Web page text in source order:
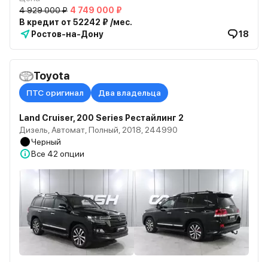
4 929 000 ₽ 4 749 000 ₽
В кредит от 52242 ₽ /мес.
Ростов-на-Дону
18
Toyota
ПТС оригинал Два владельца
Land Cruiser, 200 Series Рестайлинг 2
Дизель, Автомат, Полный, 2018, 244990
Черный
Все 42 опции